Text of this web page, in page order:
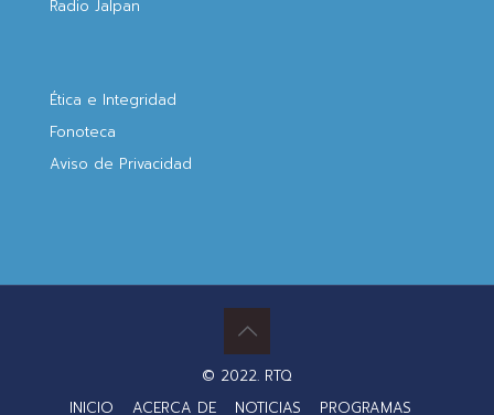
Radio Jalpan
Ética e Integridad
Fonoteca
Aviso de Privacidad
© 2022. RTQ
INICIO
ACERCA DE NOTICIAS PROGRAMAS